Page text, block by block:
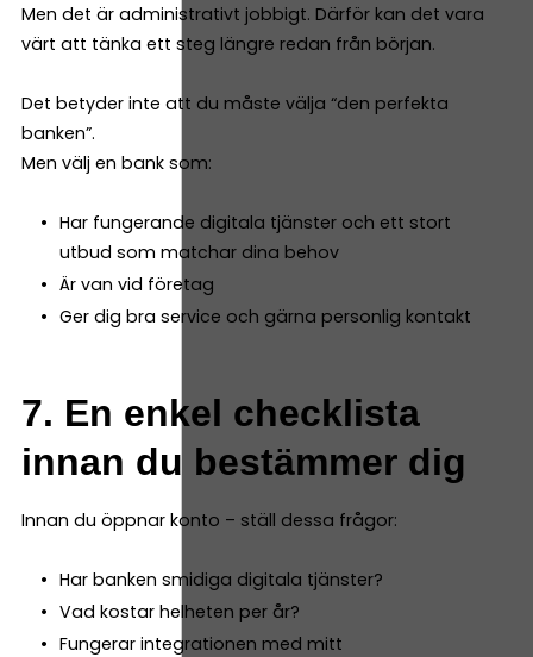
Men det är administrativt jobbigt. Därför kan det vara
värt att tänka ett steg längre redan från början.
Det betyder inte att du måste välja “den perfekta
banken”.
Men välj en bank som:
Har fungerande digitala tjänster och ett stort
utbud som matchar dina behov
Är van vid företag
Ger dig bra service och gärna personlig kontakt
7. En enkel checklista
innan du bestämmer dig
Innan du öppnar konto – ställ dessa frågor:
Har banken smidiga digitala tjänster?
Vad kostar helheten per år?
Fungerar integrationen med mitt